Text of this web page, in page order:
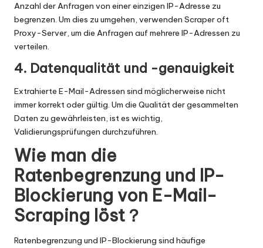
Anzahl der Anfragen von einer einzigen IP-Adresse zu
begrenzen. Um dies zu umgehen, verwenden Scraper oft
Proxy-Server, um die Anfragen auf mehrere IP-Adressen zu
verteilen.
4. Datenqualität und -genauigkeit
Extrahierte E-Mail-Adressen sind möglicherweise nicht
immer korrekt oder gültig. Um die Qualität der gesammelten
Daten zu gewährleisten, ist es wichtig,
Validierungsprüfungen durchzuführen.
Wie man die
Ratenbegrenzung und IP-
Blockierung von E-Mail-
Scraping löst？
Ratenbegrenzung und IP-Blockierung sind häufige